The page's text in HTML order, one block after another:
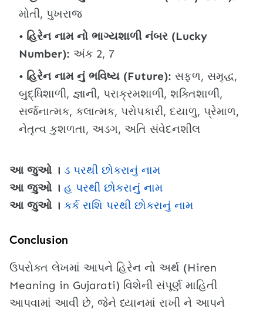
મોતી, પુખરાજ
હિરેન નામ નો ભાગ્યશાળી નંબર (Lucky
Number): અંક 2, 7
હિરેન નામ નું ભવિષ્ય (Future): સફળ, સમૃદ્ધ,
બુદ્ધિશાળી, જ્ઞાની, પરાક્રમશાળી, શક્તિશાળી,
સર્જનાત્મક, કલાત્મક, પરોપકારી, દયાળુ, પ્રેમાળ,
નેતૃત્વ કુશળતા, અડગ, અતિ સંવેદનશીલ
આ જુઓ । ડ પરથી છોકરાનું નામ
આ જુઓ । હ પરથી છોકરાનું નામ
આ જુઓ । કર્ક રાશિ પરથી છોકરાનું નામ
Conclusion
ઉપરોક્ત લેખમાં આપને હિરેન નો અર્થ (Hiren
Meaning in Gujarati) વિશેની સંપૂર્ણ માહિતી
આપવામાં આવી છે, જેને ધ્યાનમાં રાખી ને આપને